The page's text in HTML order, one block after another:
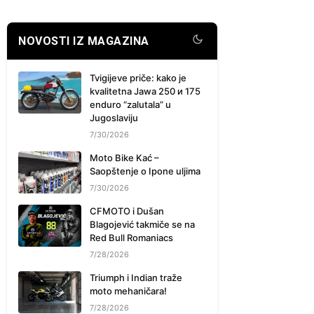
NOVOSTI IZ MAGAZINA
Tvigijeve priče: kako je
kvalitetna Jawa 250 и 175
enduro “zalutala” u
Jugoslaviju
7/30/2026
Moto Bike Kać –
Saopštenje o Ipone uljima
7/30/2026
CFMOTO i Dušan
Blagojević takmiče se na
Red Bull Romaniacs
7/28/2026
Triumph i Indian traže
moto mehaničara!
7/28/2026